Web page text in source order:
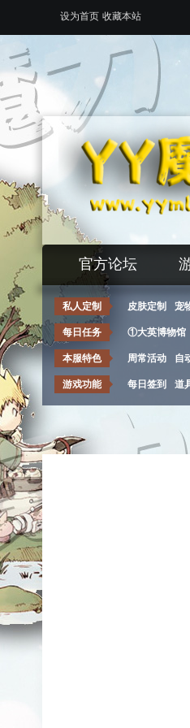
设为首页 收藏本站
官方论坛
私人定制 皮肤定制 宠
每日任务 ①大英博物馆
本服特色 周常活动 自
游戏功能 每日签到 道